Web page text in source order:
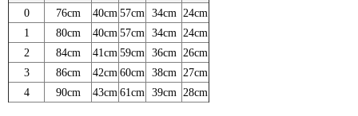
0
76cm 40cm 57cm 34cm
24cm
1
80cm 40cm 57cm 34cm
24cm
2
84cm 41cm 59cm 36cm
26cm
3
86cm 42cm 60cm 38cm
27cm
4
90cm 43cm 61cm 39cm 28cm